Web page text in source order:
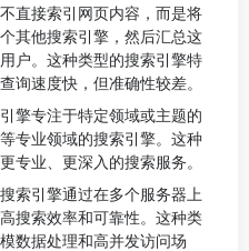
直接索引网页内容，而是将
其他搜索引擎，然后汇总这
户。这种类型的搜索引擎特
询速度快，但准确性较差。
擎专注于特定领域或主题的
专业领域的搜索引擎。这种
专业、更深入的搜索服务。
索引擎通过在多个服务器上
搜索效率和可靠性。这种类
数据处理和高并发访问场